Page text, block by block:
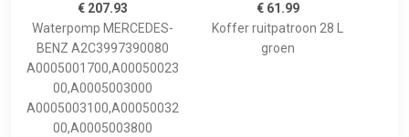
€ 207.93
Waterpomp MERCEDES-
BENZ A2C3997390080
A0005001700,A00050023
00,A0005003000
A0005003100,A00050032
00,A0005003800
€ 61.99
Koffer ruitpatroon 28 L
groen